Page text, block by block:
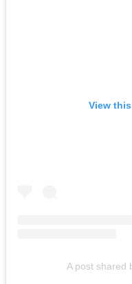
View
A post shared